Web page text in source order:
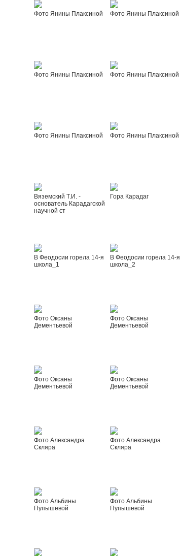
Фото Янины Плаксиной Фото Янины Плаксиной
Фото Янины Плаксиной Фото Янины Плаксиной
Фото Янины Плаксиной Фото Янины Плаксиной
Вяземский Т.И. -
основатель Карадагской
научной ст
Гора Карадаг
В Феодосии горела 14-я
школа_1
В Феодосии горела 14-я
школа_2
Фото Оксаны
Дементьевой
Фото Оксаны
Дементьевой
Фото Оксаны
Дементьевой
Фото Оксаны
Дементьевой
Фото Александра
Скляра
Фото Александра
Скляра
Фото Альбины
Пупышевой
Фото Альбины
Пупышевой